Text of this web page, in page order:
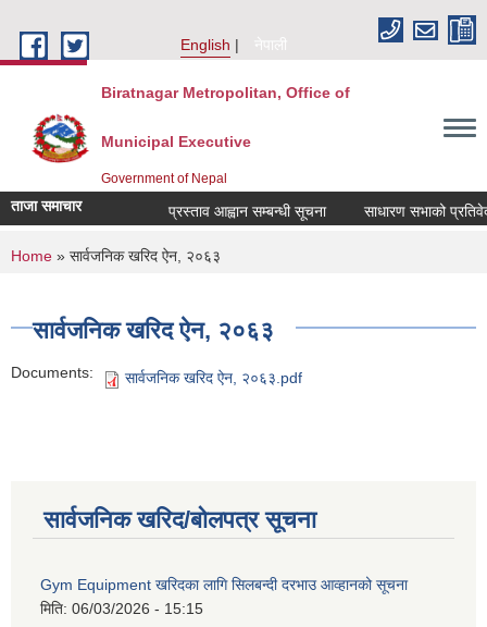
English
नेपाली
Biratnagar Metropolitan, Office of
Municipal Executive
Government of Nepal
ताजा समाचार प्रस्ताव आह्वान सम्बन्धी सूचना साधारण सभाको
You are here
Home » सार्वजनिक खरिद ऐन, २०६३
सार्वजनिक खरिद ऐन, २०६३
Documents: सार्वजनिक खरिद ऐन, २०६३.pdf
सार्वजनिक खरिद/बोलपत्र सूचना
Gym Equipment खरिदका लागि सिलबन्दी दरभाउ आव्हानको सूचना
मिति: 06/03/2026 - 15:15